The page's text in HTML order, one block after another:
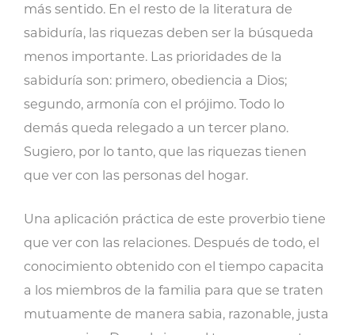
más sentido. En el resto de la literatura de
sabiduría, las riquezas deben ser la búsqueda
menos importante. Las prioridades de la
sabiduría son: primero, obediencia a Dios;
segundo, armonía con el prójimo. Todo lo
demás queda relegado a un tercer plano.
Sugiero, por lo tanto, que las riquezas tienen
que ver con las personas del hogar.
Una aplicación práctica de este proverbio tiene
que ver con las relaciones. Después de todo, el
conocimiento obtenido con el tiempo capacita
a los miembros de la familia para que se traten
mutuamente de manera sabia, razonable, justa